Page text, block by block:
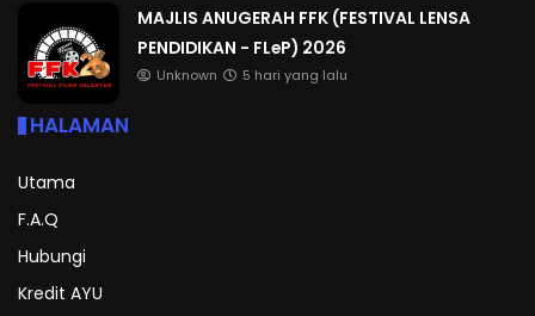
MAJLIS ANUGERAH FFK (FESTIVAL LENSA
PENDIDIKAN - FLeP) 2026
Unknown 5 hari yang lalu
HALAMAN
Utama
F.A.Q
Hubungi
Kredit AYU